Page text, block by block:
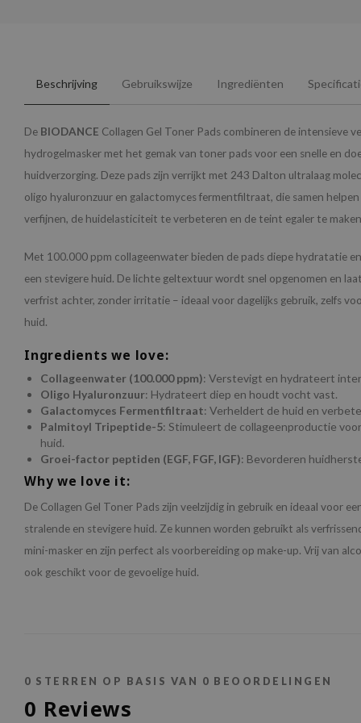
Beschrijving Gebruikswijze Ingrediënten
De BIODANCE Collagen Gel Toner Pads combineren de intensieve
hydrogelmasker met het gemak van toner pads voor een snelle en
huidverzorging. Deze pads zijn verrijkt met 243 Dalton ultralaag
oligo hyaluronzuur en galactomyces fermentfiltraat, die samen
verfijnen, de huidelasticiteit te verbeteren en de teint egaler te
Met 100.000 ppm collageenwater bieden de pads diepe hydratatie
een stevigere huid. De lichte geltextuur wordt snel opgenomen en
verfrist achter, zonder irritatie – ideaal voor dagelijks gebruik, zelfs
huid.
Ingredients we love:
Collageenwater (100.000 ppm): Verstevigt en hydrateert
Oligo Hyaluronzuur: Hydrateert diep en houdt vocht vast.
Galactomyces Fermentfiltraat: Verheldert de huid en
Palmitoyl Tripeptide-5: Stimuleert de collageenproductie
huid.
Groei-factor peptiden (EGF, FGF, IGF): Bevorderen
Why we love it:
De Collagen Gel Toner Pads zijn veelzijdig in gebruik en ideaal voor
stralende en stevigere huid. Ze kunnen worden gebruikt als
mini-masker en zijn perfect als voorbereiding op make-up. Vrij van
ook geschikt voor de gevoelige huid.
0 STERREN OP BASIS VAN 0 BEOORDELINGEN
0 Reviews